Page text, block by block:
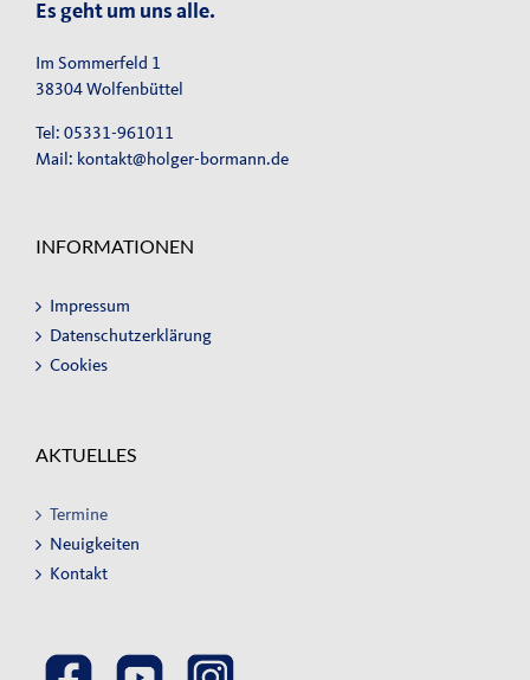
Es geht um uns alle.
Im Sommerfeld 1
38304 Wolfenbüttel
Tel: 05331-961011
Mail: kontakt@holger-bormann.de
INFORMATIONEN
Impressum
Datenschutzerklärung
Cookies
AKTUELLES
Termine
Neuigkeiten
Kontakt